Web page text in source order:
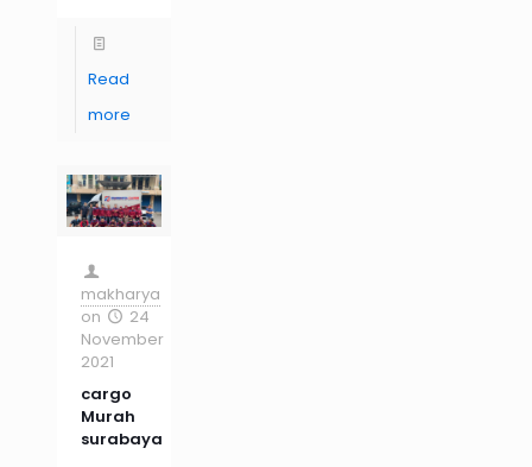
Read
more
makharya
on
24
November
2021
cargo
Murah
surabaya